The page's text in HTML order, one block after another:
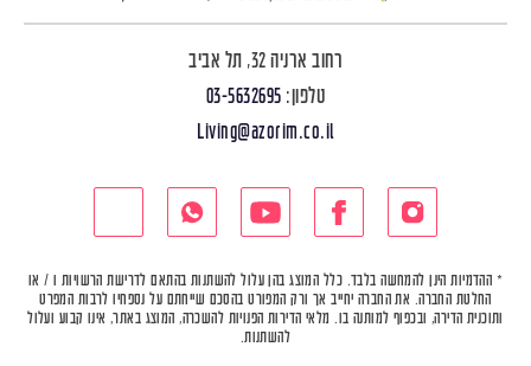
רחוב ארניה 32, תל אביב
טלפון: 03-5632695
Living@azorim.co.il
* ההדמיות הינן להמחשה בלבד. כלל המוצג בהן עלול להשתנות בהתאם לדרישת הרשויות ו / או
החלטת החברה. את החברה יחייב אך ורק המפורט בהסכם שייחתם על נספחיו לרבות המפרט
ותוכנית הדירה, ובכפוף למותנה בו. מלאי הדירות הפנויות להשכרה, המוצג באתר, אינו קבוע ועלול
להשתנות.